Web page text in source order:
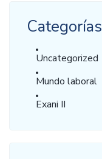
Categorías
Uncategorized
Mundo laboral
Exani II